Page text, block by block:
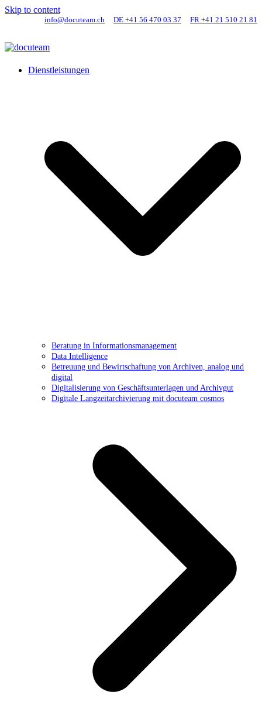
Skip to content
info@docuteam.ch DE +41 56 470 03 37 FR +41 21 510 21 81
Dienstleistungen
Beratung in Informationsmanagement
Data Intelligence
Betreuung und Bewirtschaftung von Archiven, analog und
digital
Digitalisierung von Geschäftsunterlagen und Archivgut
Digitale Langzeitarchivierung mit docuteam cosmos